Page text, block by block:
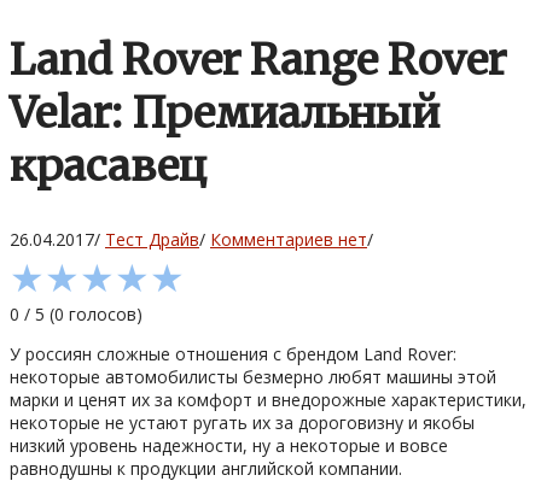
Land Rover Range Rover
Velar: Премиальный
красавец
26.04.2017/ Тест Драйв/ Комментариев нет/
★★★★★
0 / 5 (0 голосов)
У россиян сложные отношения с брендом Land Rover:
некоторые автомобилисты безмерно любят машины этой
марки и ценят их за комфорт и внедорожные характеристики,
некоторые не устают ругать их за дороговизну и якобы
низкий уровень надежности, ну а некоторые и вовсе
равнодушны к продукции английской компании.